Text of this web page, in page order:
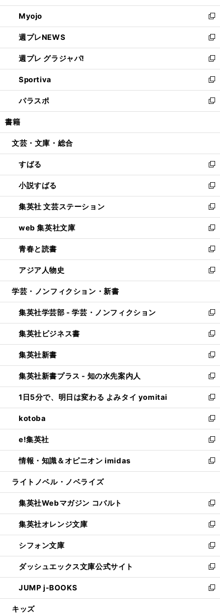
開
く
ウ
で
開
く
ン
ド
ウ
で
開
く
ウ
ィ
ン
ド
ウ
で
開
く
Myojo
新
し
い
ウ
ィ
ン
ド
ウ
で
開
週プレNEWS
新
し
い
ウ
ィ
ン
ド
ウ
開
週プレ グラジャパ!
新
し
い
ウ
ィ
ン
ウ
開
く
Sportiva
新
し
い
ウ
ン
ウ
で
開
く
パラスポ
新
し
ウ
ン
ド
ウ
で
開
く
書籍
文芸・文庫・総合
すばる
新
し
い
ウ
ィ
ン
ド
ウ
で
開
く
小説すばる
新
し
い
ウ
ィ
ン
ド
ウ
で
開
集英社 文芸ステーション
新
し
い
ウ
ィ
ン
ド
ウ
開
く
web 集英社文庫
新
し
い
ウ
ィ
ン
ウ
で
開
く
青春と読書
新
し
い
ウ
ン
ド
ウ
で
開
く
アジア人物史
新
し
ウ
ィ
ン
ド
ウ
で
開
く
学芸・ノンフィクション・新書
集英社学芸部 - 学芸・ノンフィクション
新
し
い
ウ
ィ
ン
ド
ウ
で
開
く
集英社ビジネス書
新
し
い
ウ
ィ
ン
ド
ウ
で
開
く
集英社新書
新
し
い
ウ
ィ
ン
ド
ウ
で
開
く
集英社新書プラス - 知の水先案内人
新
し
い
ウ
ィ
ン
ド
ウ
で
開
1日5分で、明日は変わる よみタイ yomitai
新
し
い
ウ
ィ
ン
ド
ウ
開
く
kotoba
新
し
い
ウ
ィ
ン
ウ
で
開
く
e!集英社
新
し
い
ウ
ン
ド
ウ
で
開
く
情報・知識＆オピニオン imidas
新
し
ウ
ィ
ン
ド
ウ
で
開
く
ライトノベル・ノベライズ
集英社Webマガジン コバルト
新
し
い
ウ
ィ
ン
ド
ウ
で
開
集英社オレンジ文庫
新
し
い
ウ
ィ
ン
ド
ウ
シフォン文庫
新
し
い
ウ
ィ
ン
ダッシュエックス文庫公式サイト
新
し
い
ウ
JUMP j-BOOKS
新
し
キッズ